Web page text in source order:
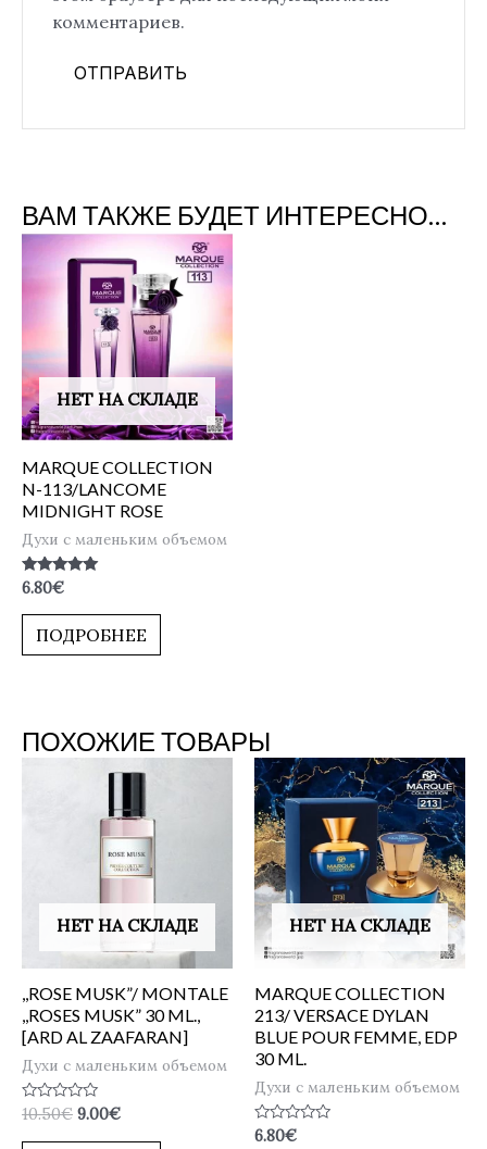
комментариев.
ВАМ ТАКЖЕ БУДЕТ ИНТЕРЕСНО…
НЕТ НА СКЛАДЕ
MARQUE COLLECTION
N-113/LANCOME
MIDNIGHT ROSE
Духи с маленьким объемом
Оценка
из 5
6.80€
ПОДРОБНЕЕ
ПОХОЖИЕ ТОВАРЫ
НЕТ НА СКЛАДЕ
,,ROSE MUSK”/ MONTALE
,,ROSES MUSK” 30 ML.,
[ARD AL ZAAFARAN]
Духи с маленьким объемом
Оценка
из
10.50€ 9.00€
НЕТ НА СКЛАДЕ
MARQUE COLLECTION
213/ VERSACE DYLAN
BLUE POUR FEMME, EDP
30 ML.
Духи с маленьким объемом
Оценка
6.80€